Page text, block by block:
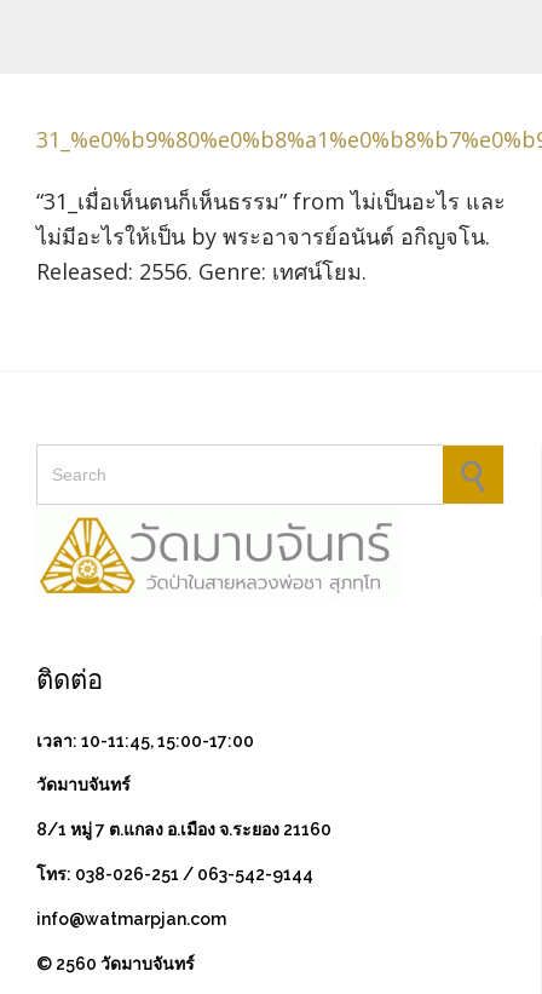
“31_เมื่อเห็นตนก็เห็นธรรม” from ไม่เป็นอะไร และ
ไม่มีอะไรให้เป็น by พระอาจารย์อนันต์ อกิญจโน.
Released: 2556. Genre: เทศน์โยม.
ติดต่อ
เวลา: 10-11:45, 15:00-17:00
วัดมาบจันทร์
8/1 หมู่ 7 ต.แกลง อ.เมือง จ.ระยอง 21160
โทร: 038-026-251 / 063-542-9144
info@watmarpjan.com
© 2560 วัดมาบจันทร์